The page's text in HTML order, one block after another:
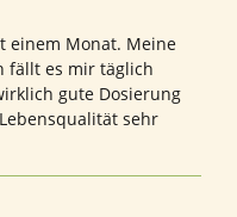
einem Monat. Meine
fällt es mir täglich
gute Dosierung
sehr